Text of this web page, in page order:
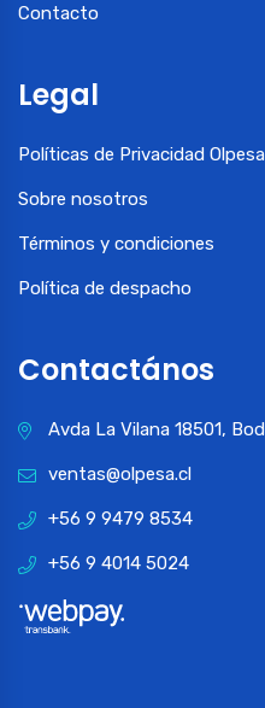
Contacto
Legal
Políticas de Privacidad
Sobre nosotros
Términos y condiciones
Política de despacho
Contactános
Avda La Vilana 18501,
ventas@olpesa.cl
+56 9 9479 8534
+56 9 4014 5024